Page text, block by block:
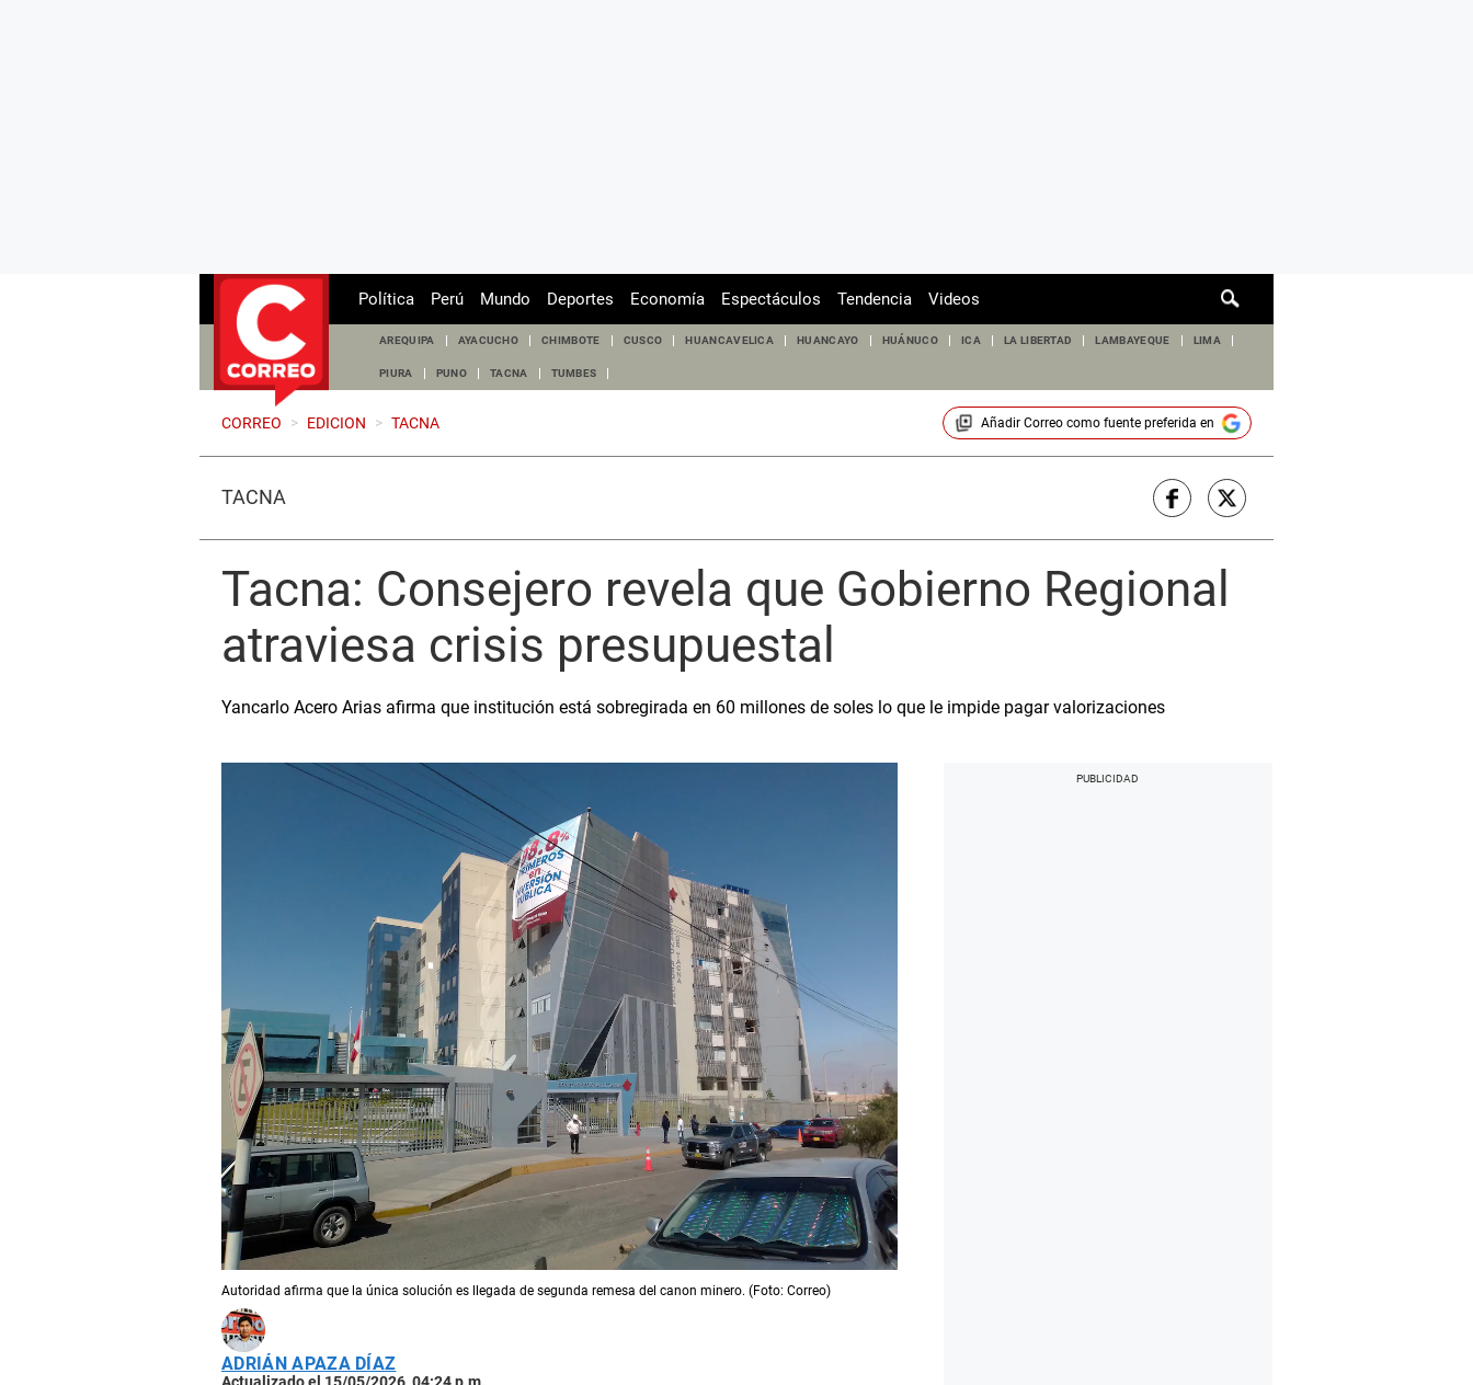
de
Política Perú Mundo Deportes Economía Espectáculos Tendencia Videos
AREQUIPA AYACUCHO CHIMBOTE CUSCO HUANCAVELICA HUANCAYO HUÁNUCO ICA LA LIBERTAD LAMBAYEQUE LIMA
PIURA PUNO TACNA TUMBES
CORREO > EDICION > TACNA Añadir Correocomo fuente preferida en
TACNA
Tacna: Consejero revela que Gobierno Regional
atraviesa crisis presupuestal
Yancarlo Acero Arias afirma que institución está sobregirada en 60 millones de soles lo que le impide pagar valorizaciones
Autoridad afirma que la única solución es llegada de segunda remesa del canon minero. (Foto: Correo)
ADRIÁN APAZA DÍAZ
Actualizado el 15/05/2026, 04:24 p.m.